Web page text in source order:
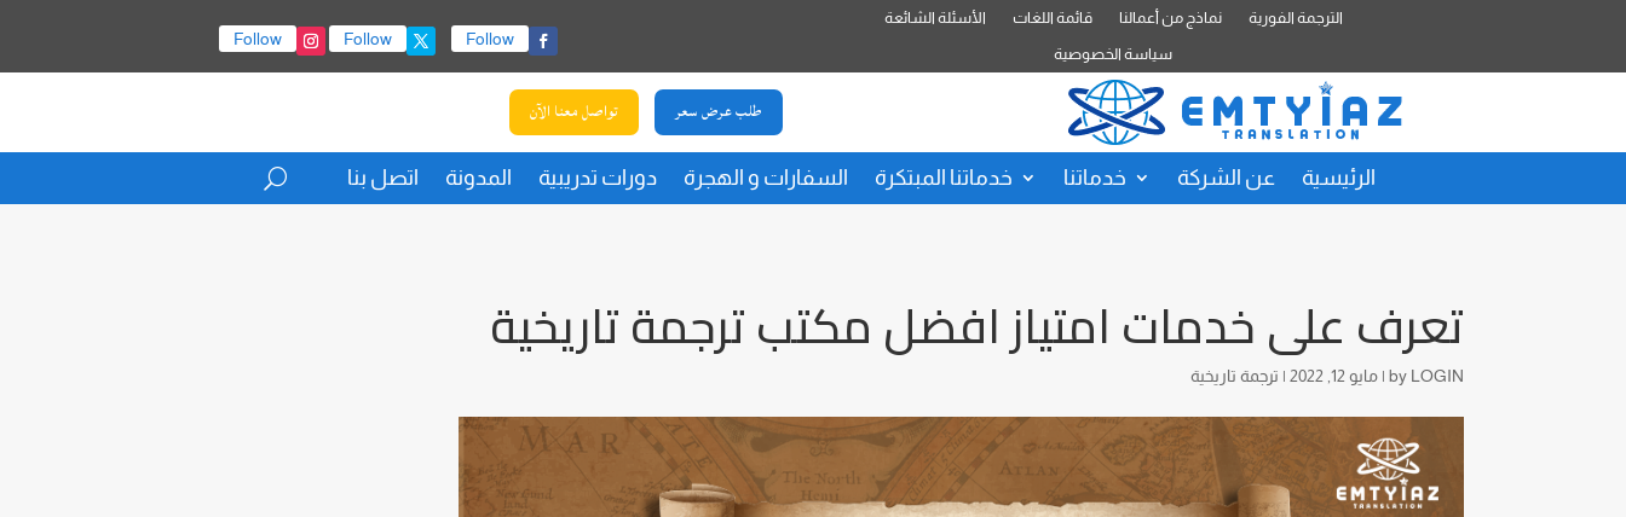
Follow
Follow
Follow
الترجمة الفورية نماذج من أعمالنا قائمة اللغات
الأسئلة الشائعة
سياسة الخصوصية
طلب عرض سعر تواصل معنا الآن
الرئيسية عن الشركة خدماتنا خدماتنا المبتكرة السفارات و الهجرة دورات تدريبية المدونة اتصل بنا
تعرف على خدمات امتياز افضل مكتب ترجمة تاريخية
by LOGIN
|مايو 12, 2022 | ترجمة تاريخية